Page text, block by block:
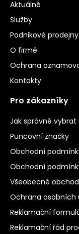
Aktuálně
Služby
Podnikové prodejny
O firmě
Ochrana
Kontakty
Pro zákazníky
Jak správně vybrat
Puncovní značky
Obchodní
Obchodní
Všeobecné
Ochrana osobních
Reklamační
Reklamační řád